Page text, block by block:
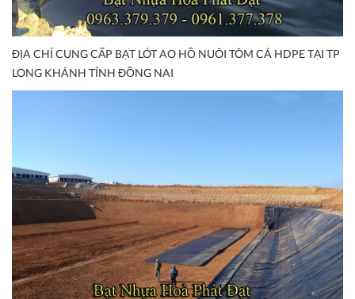
ĐỊA CHỈ CUNG CẤP BẠT LÓT AO HỒ NUÔI TÔM CÁ HDPE TẠI TP
LONG KHÁNH TỈNH ĐỒNG NAI